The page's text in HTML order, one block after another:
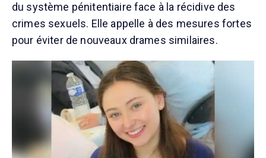
du système pénitentiaire face à la récidive des
crimes sexuels. Elle appelle à des mesures fortes
pour éviter de nouveaux drames similaires.